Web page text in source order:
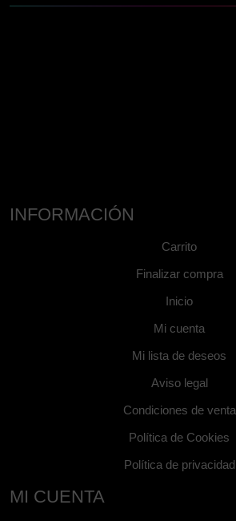
INFORMACIÓN
Carrito
Finalizar compra
Inicio
Mi cuenta
Mi lista de deseos
Aviso legal
Condiciones de venta
Política de Cookies
Política de privacidad
MI CUENTA